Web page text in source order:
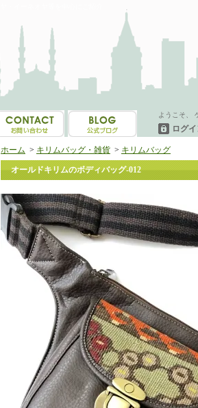
ようこそ、
ログ
ホーム > キリムバッグ・雑貨 > キリムバッグ
オールドキリムのボディバッグ-012